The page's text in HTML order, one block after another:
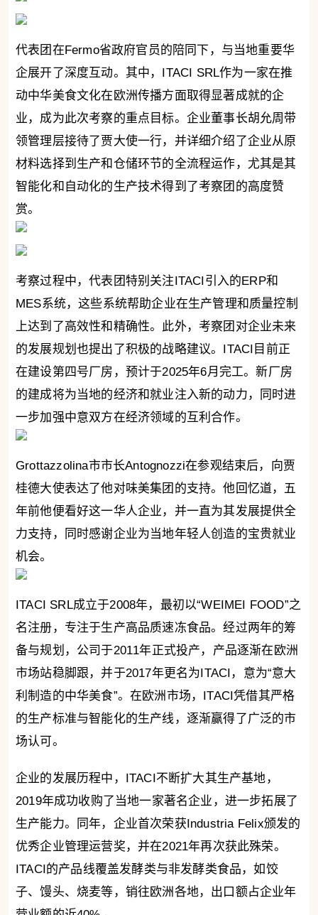
代表团在Fermo省政府官员的陪同下，与当地重要华
企展开了深度互动。其中，ITACI SRL作为一家在推
动中华美食文化在欧洲传播方面取得显著成就的企
业，成为此次考察的重点目标。企业董事长胡允周带
领管理层接待了贾大使一行，并详细介绍了企业从原
材料选择到生产和仓储环节的全流程运作，尤其是其
智能化和自动化的生产技术得到了考察团的高度赞
赏。
考察过程中，代表团特别关注ITACI引入的ERP和
MES系统，这些系统帮助企业在生产管理和质量控制
上达到了高效性和精确性。此外，考察团对企业未来
的发展规划也提出了积极的战略建议。ITACI目前正
在建设第四号厂房，预计于2025年6月完工。新厂房
的建成将为当地的经济和就业注入新的动力，同时进
一步加强中意双方在经济领域的互利合作。
Grottazzolina市市长Antognozzi在参观结束后，向贾
桂德大使表达了他对味美集团的支持。他回忆道，五
年前他便看好这一华人企业，并一直为其发展提供全
力支持，同时感谢企业为当地年轻人创造的宝贵就业
机会。
ITACI SRL成立于2008年，最初以“WEIMEI FOOD”之
名注册，专注于生产高品质速冻食品。经过两年的筹
备与规划，公司于2011年正式投产，产品逐渐在欧洲
市场站稳脚跟，并于2017年更名为ITACI，意为“意大
利制造的中华美食”。在欧洲市场，ITACI凭借其严格
的生产标准与智能化的生产线，逐渐赢得了广泛的市
场认可。
企业的发展历程中，ITACI不断扩大其生产基地，
2019年成功收购了当地一家著名企业，进一步拓展了
生产能力。同年，企业首次荣获Industria Felix颁发的
优秀企业管理运营奖，并在2021年再次获此殊荣。
ITACI的产品线覆盖发酵类与非发酵类食品，如饺
子、馒头、烧麦等，销往欧洲各地，出口额占企业年